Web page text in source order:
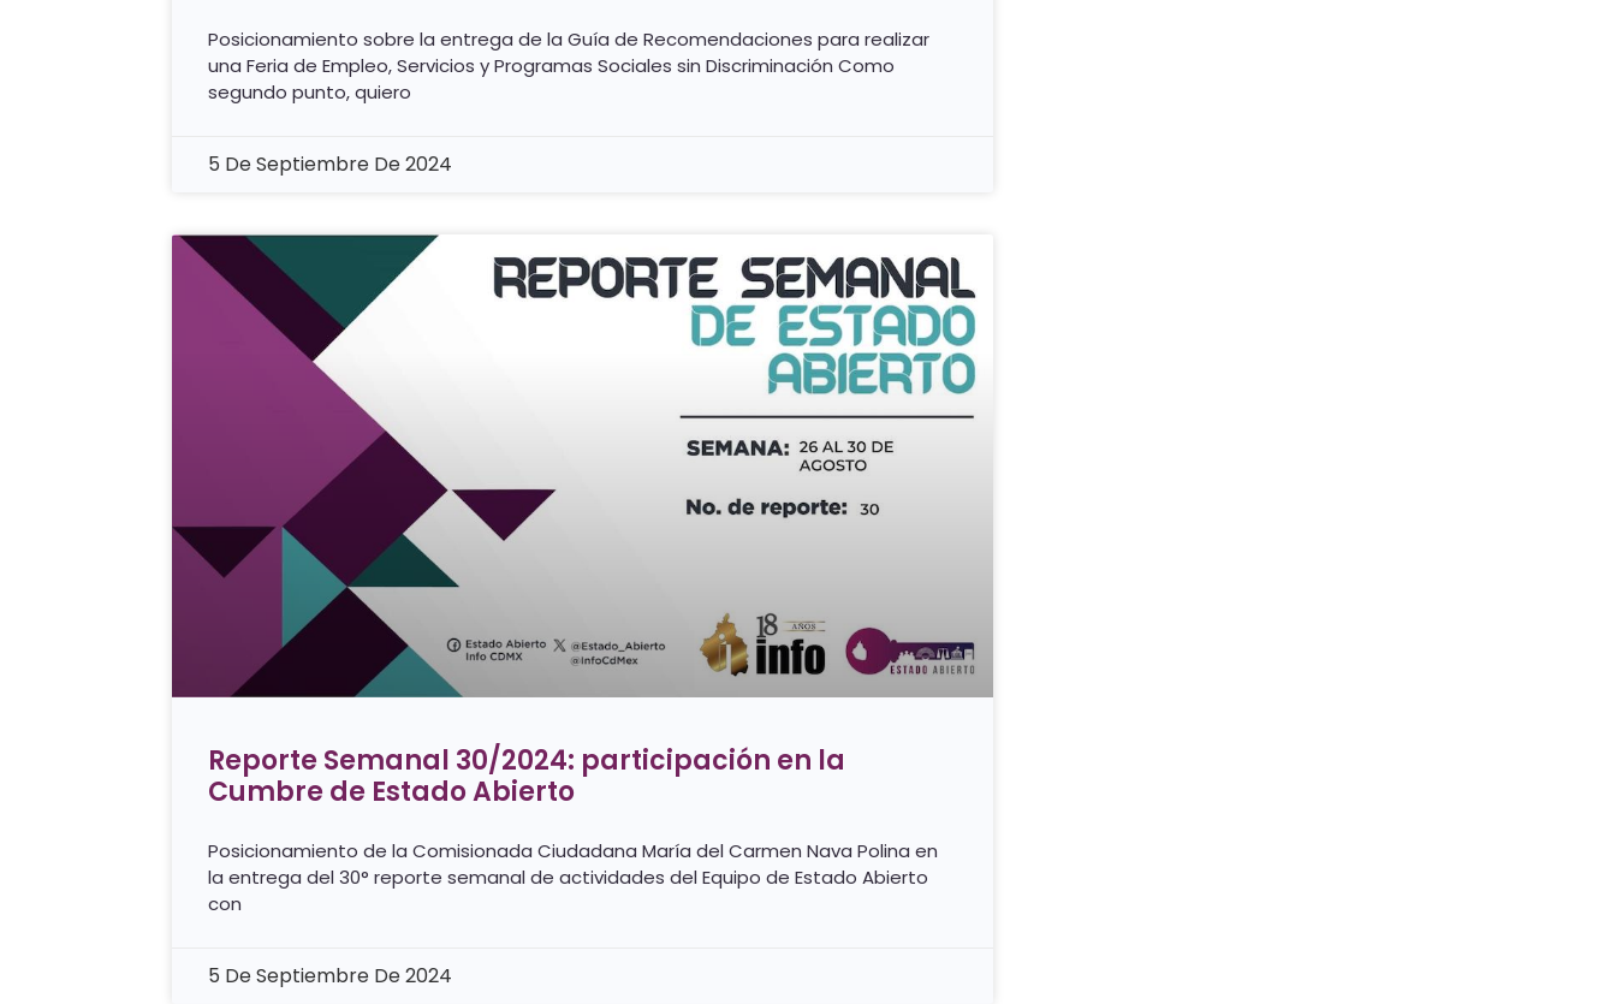
Posicionamiento sobre la entrega de la Guía de Recomendaciones para realizar
una Feria de Empleo, Servicios y Programas Sociales sin Discriminación Como
segundo punto, quiero
5 De Septiembre De 2024
Reporte Semanal 30/2024: participación en la
Cumbre de Estado Abierto
Posicionamiento de la Comisionada Ciudadana María del Carmen Nava Polina en
la entrega del 30° reporte semanal de actividades del Equipo de Estado Abierto
con
5 De Septiembre De 2024